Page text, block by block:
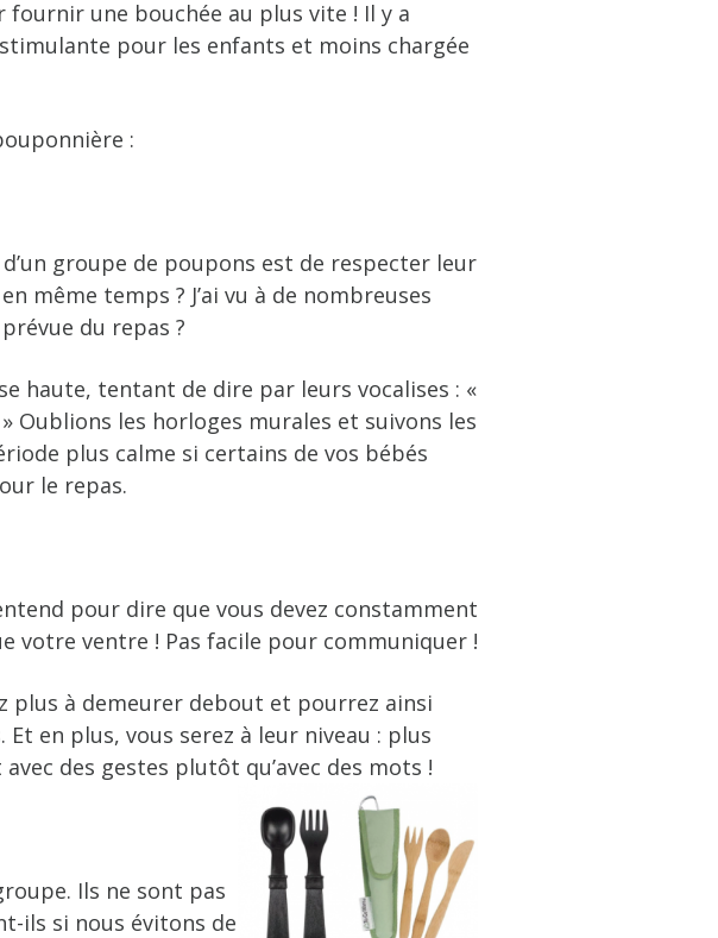
fournir une bouchée au plus vite ! Il y a
pour les enfants et moins chargée
:
groupe de poupons est de respecter leur
même temps ? J’ai vu à de nombreuses
du repas ?
haute, tentant de dire par leurs vocalises : «
Oublions les horloges murales et suivons les
plus calme si certains de vos bébés
le repas.
pour dire que vous devez constamment
votre ventre ! Pas facile pour communiquer !
plus à demeurer debout et pourrez ainsi
en plus, vous serez à leur niveau : plus
des gestes plutôt qu’avec des mots !
Ils ne sont pas
ils si nous évitons de